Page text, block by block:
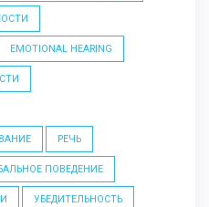
EMOTIONAL HEARING
РЕЧЬ
ПОВЕДЕНИЕ
УБЕДИТЕЛЬНОСТЬ